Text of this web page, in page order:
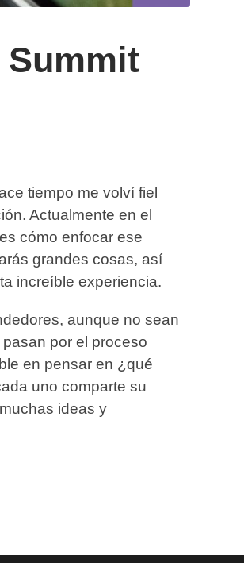
tiempo me volví fiel
Actualmente en el
cómo enfocar ese
grandes cosas, así
increíble experiencia.
aunque no sean
por el proceso
en pensar en ¿qué
uno comparte su
ideas y